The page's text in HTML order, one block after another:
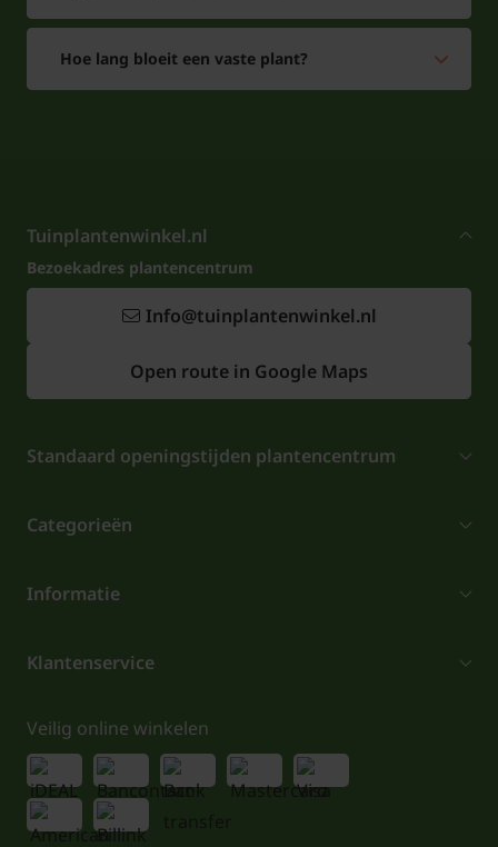
Hoe lang bloeit een vaste plant?
Tuinplantenwinkel.nl
Bezoekadres plantencentrum
Info@tuinplantenwinkel.nl
Open route in Google Maps
Standaard openingstijden plantencentrum
Categorieën
Informatie
Klantenservice
Veilig online winkelen